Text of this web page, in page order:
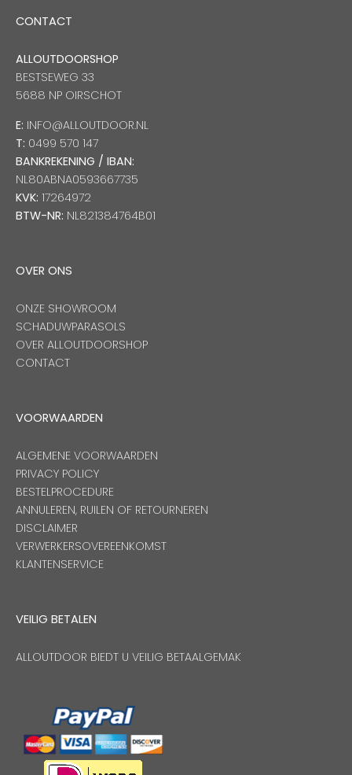
CONTACT
ALLOUTDOORSHOP
BESTSEWEG 33
5688 NP OIRSCHOT
E: INFO@ALLOUTDOOR.NL
T: 0499 570 147
BANKREKENING / IBAN:
NL80ABNA0593667735
KVK: 17264972
BTW-NR: NL821384764B01
OVER ONS
ONZE SHOWROOM
SCHADUWPARASOLS
OVER ALLOUTDOORSHOP
CONTACT
VOORWAARDEN
ALGEMENE VOORWAARDEN
PRIVACY POLICY
BESTELPROCEDURE
ANNULEREN, RUILEN OF RETOURNEREN
DISCLAIMER
VERWERKERSOVEREENKOMST
KLANTENSERVICE
VEILIG BETALEN
ALLOUTDOOR BIEDT U VEILIG BETAALGEMAK